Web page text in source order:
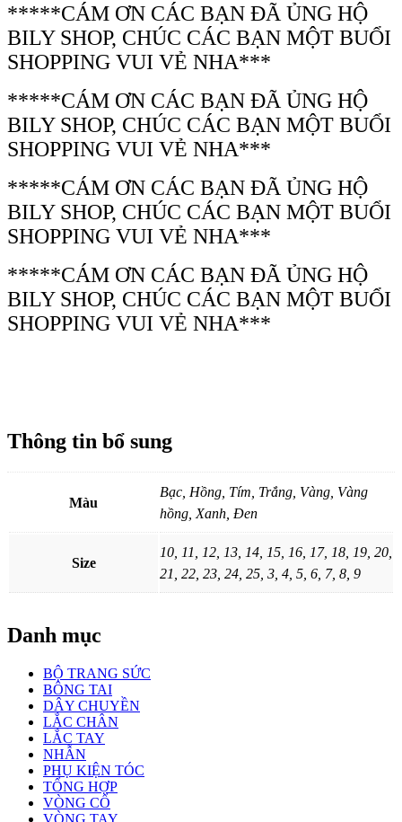
*****CÁM ƠN CÁC BẠN ĐÃ ỦNG HỘ
BILY SHOP, CHÚC CÁC BẠN MỘT BUỔI
SHOPPING VUI VẺ NHA***
*****CÁM ƠN CÁC BẠN ĐÃ ỦNG HỘ
BILY SHOP, CHÚC CÁC BẠN MỘT BUỔI
SHOPPING VUI VẺ NHA***
*****CÁM ƠN CÁC BẠN ĐÃ ỦNG HỘ
BILY SHOP, CHÚC CÁC BẠN MỘT BUỔI
SHOPPING VUI VẺ NHA***
*****CÁM ƠN CÁC BẠN ĐÃ ỦNG HỘ
BILY SHOP, CHÚC CÁC BẠN MỘT BUỔI
SHOPPING VUI VẺ NHA***
Thông tin bổ sung
Màu
Bạc, Hồng, Tím, Trắng, Vàng, Vàng
hồng, Xanh, Đen
Size
10, 11, 12, 13, 14, 15, 16, 17, 18, 19, 20,
21, 22, 23, 24, 25, 3, 4, 5, 6, 7, 8, 9
Danh mục
BỘ TRANG SỨC
BÔNG TAI
DÂY CHUYỀN
LẮC CHÂN
LẮC TAY
NHẪN
PHỤ KIỆN TÓC
TỔNG HỢP
VÒNG CỔ
VÒNG TAY